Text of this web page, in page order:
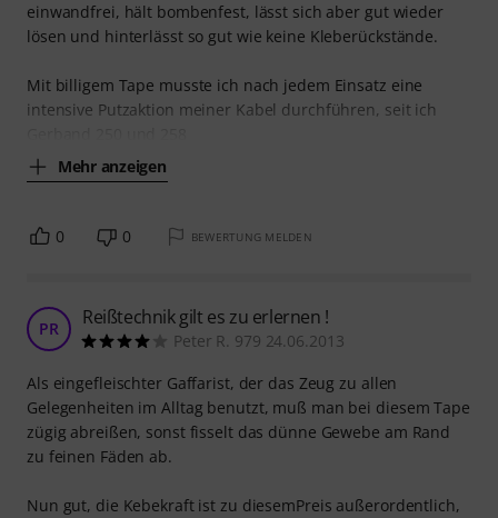
einwandfrei, hält bombenfest, lässt sich aber gut wieder
lösen und hinterlässt so gut wie keine Kleberückstände.
Mit billigem Tape musste ich nach jedem Einsatz eine
intensive Putzaktion meiner Kabel durchführen, seit ich
Mehr anzeigen
0 0 BEWERTUNG MELDEN
PR Reißtechnik gilt es zu erlernen !
Peter R. 979 24.06.2013
Als eingefleischter Gaffarist, der das Zeug zu allen
Gelegenheiten im Alltag benutzt, muß man bei diesem Tape
zügig abreißen, sonst fisselt das dünne Gewebe am Rand
zu feinen Fäden ab.
Nun gut, die Kebekraft ist zu diesemPreis außerordentlich,